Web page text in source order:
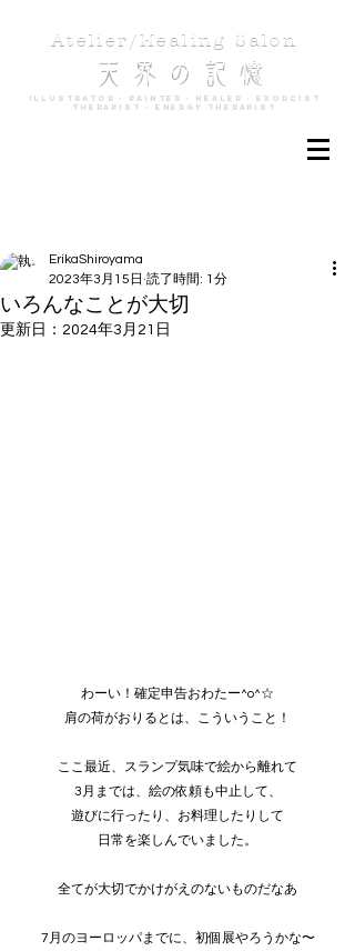
Atelier/Healing Salon
天 界 の 記 憶
Illustrator - Painter - Healer - Exorcist
Therapist - Energy Therapist
いろんなことが大切
ErikaShiroyama
2023年3月15日 読了時間: 1分
更新日： 2024年3月21日
わーい！確定申告おわたー^o^☆
肩の荷がおりるとは、こういうこと！
ここ最近、スランプ気味で絵から離れて
3月までは、絵の依頼も中止して、
遊びに行ったり、お料理したりして
日常を楽しんでいました。
全てが大切でかけがえのないものだなあ
7月のヨーロッパまでに、初個展やろうかな〜